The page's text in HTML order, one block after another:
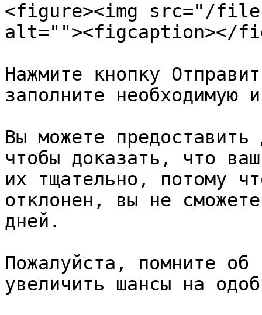
<figure><img src="/files/
alt=""><figcaption></
Нажмите кнопку
заполните необходимую
Вы можете
чтобы доказать, что
их тщательно, потому
отклонен, вы не
дней.
Пожалуйста, помните об
увеличить шансы на